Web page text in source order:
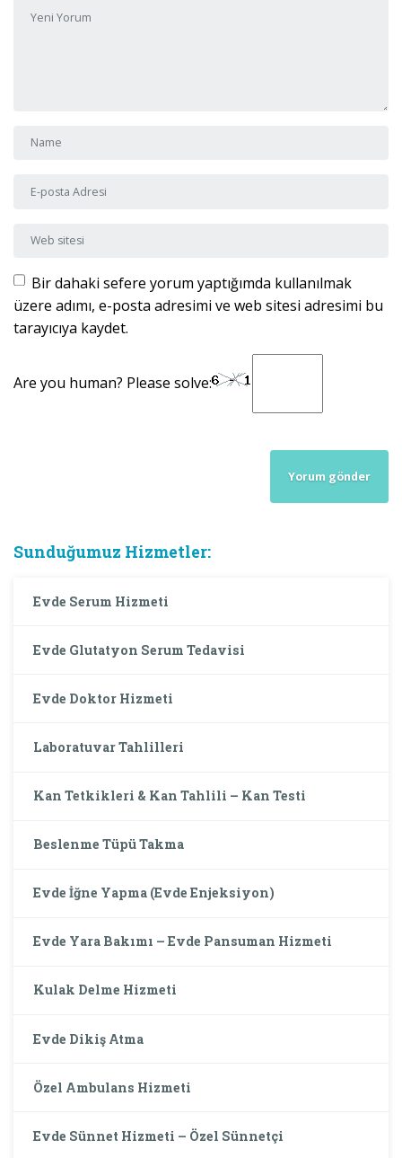
Adı ve Soyadı
E-posta Adresi
Web sitesi
Bir dahaki sefere yorum yaptığımda kullanılmak
üzere adımı, e-posta adresimi ve web sitesi adresimi bu
tarayıcıya kaydet.
Are you human? Please solve:
Sunduğumuz Hizmetler:
Evde Serum Hizmeti
Evde Glutatyon Serum Tedavisi
Evde Doktor Hizmeti
Laboratuvar Tahlilleri
Kan Tetkikleri & Kan Tahlili – Kan Testi
Beslenme Tüpü Takma
Evde İğne Yapma (Evde Enjeksiyon)
Evde Yara Bakımı – Evde Pansuman Hizmeti
Kulak Delme Hizmeti
Evde Dikiş Atma
Özel Ambulans Hizmeti
Evde Sünnet Hizmeti – Özel Sünnetçi